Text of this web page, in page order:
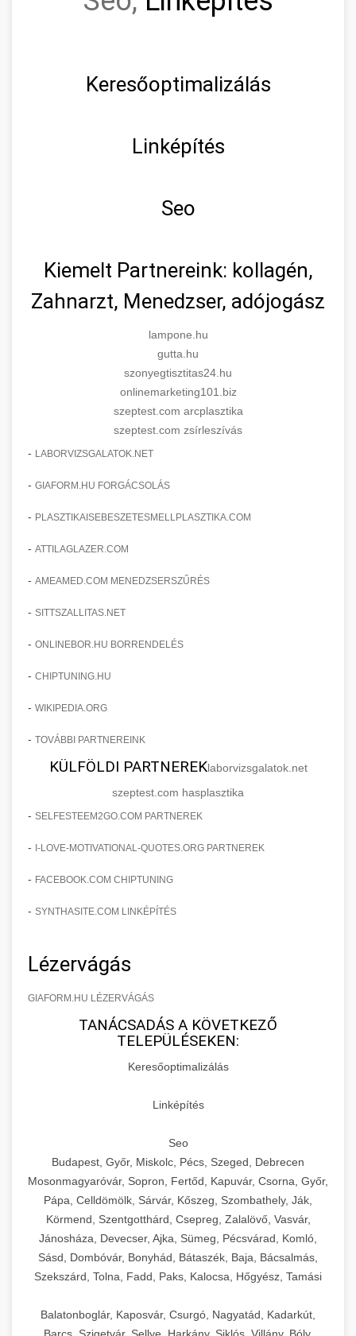
Keresőoptimalizálás
Linképítés
Seo
Kiemelt Partnereink: kollagén,
Zahnarzt, Menedzser, adójogász
lampone.hu
gutta.hu
szonyegtisztitas24.hu
onlinemarketing101.biz
szeptest.com arcplasztika
szeptest.com zsírleszívás
- LABORVIZSGALATOK.NET
- GIAFORM.HU FORGÁCSOLÁS
- PLASZTIKAISEBESZETESMELLPLASZTIKA.COM
- ATTILAGLAZER.COM
- AMEAMED.COM MENEDZSERSZŰRÉS
- SITTSZALLITAS.NET
- ONLINEBOR.HU BORRENDELÉS
- CHIPTUNING.HU
- WIKIPEDIA.ORG
- TOVÁBBI PARTNEREINK
KÜLFÖLDI PARTNEREKlaborvizsgalatok.net
szeptest.com hasplasztika
- SELFESTEEM2GO.COM PARTNEREK
- I-LOVE-MOTIVATIONAL-QUOTES.ORG PARTNEREK
- FACEBOOK.COM CHIPTUNING
- SYNTHASITE.COM LINKÉPÍTÉS
Lézervágás
GIAFORM.HU LÉZERVÁGÁS
TANÁCSADÁS A KÖVETKEZŐ
TELEPÜLÉSEKEN:
Keresőoptimalizálás
Linképítés
Seo
Budapest, Győr, Miskolc, Pécs, Szeged, Debrecen
Mosonmagyaróvár, Sopron, Fertőd, Kapuvár, Csorna, Győr,
Pápa, Celldömölk, Sárvár, Kőszeg, Szombathely, Ják,
Körmend, Szentgotthárd, Csepreg, Zalalövő, Vasvár,
Jánosháza, Devecser, Ajka, Sümeg, Pécsvárad, Komló,
Sásd, Dombóvár, Bonyhád, Bátaszék, Baja, Bácsalmás,
Szekszárd, Tolna, Fadd, Paks, Kalocsa, Hőgyész, Tamási
Balatonboglár, Kaposvár, Csurgó, Nagyatád, Kadarkút,